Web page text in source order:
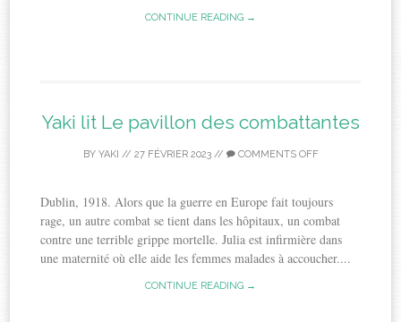
CONTINUE READING →
Yaki lit Le pavillon des combattantes
BY YAKI // 27 FÉVRIER 2023// COMMENTS OFF
Dublin, 1918. Alors que la guerre en Europe fait toujours
rage, un autre combat se tient dans les hôpitaux, un combat
contre une terrible grippe mortelle. Julia est infirmière dans
une maternité où elle aide les femmes malades à accoucher....
CONTINUE READING →